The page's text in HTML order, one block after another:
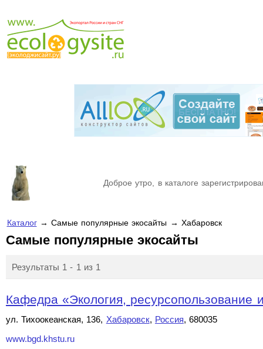
Доброе утро, в каталоге
Каталог→ Самые популярные экосайты → Хабаровск
Самые популярные экосайты
Результаты 1 - 1 из 1
Кафедра «Экология, ресурсопользование
ул. Тихоокеанская, 136, Хабаровск, Россия, 680035
www.bgd.khstu.ru